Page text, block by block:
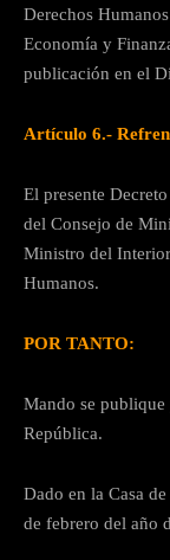
Derechos
Economía y
publicación en el
Artículo 6.-
El presente
del Consejo de
Ministro del
Humanos.
POR TANTO:
Mando se
República.
Dado en la Casa
de febrero del año